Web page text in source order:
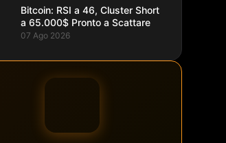
Bitcoin: RSI a 46, Cluster Short
a 65.000$ Pronto a Scattare
07 Ago 2026